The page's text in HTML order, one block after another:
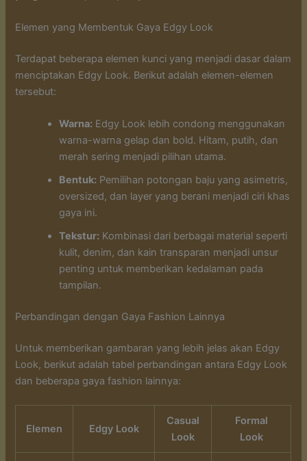
Elemen yang Membentuk Gaya Edgy Look
Terdapat beberapa elemen kunci yang menjadi dasar dalam
menciptakan Edgy Look. Berikut adalah elemen-elemen
tersebut:
Warna: Edgy Look lebih condong menggunakan
warna-warna gelap dan bold. Hitam, putih, dan
merah sering menjadi pilihan utama.
Bentuk: Pemilihan potongan baju yang asimetris,
oversized, dan layer yang berani menjadi ciri khas
gaya ini.
Tekstur: Kombinasi dari berbagai material seperti
kulit, denim, dan kain transparan menjadi unsur
penting untuk memberikan kedalaman pada
tampilan.
Perbandingan dengan Gaya Fashion Lainnya
Untuk memberikan gambaran yang lebih jelas akan Edgy
Look, berikut adalah tabel perbandingan antara Edgy Look
dan beberapa gaya fashion lainnya:
Elemen Edgy Look
Casual
Look
Formal
Look